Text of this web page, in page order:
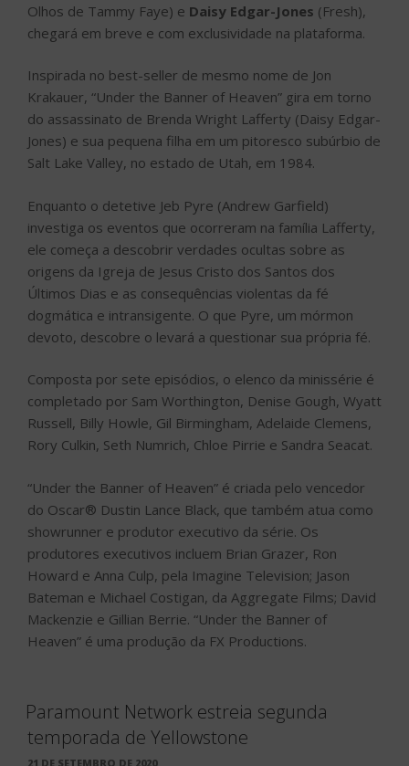
Olhos de Tammy Faye) e Daisy Edgar-Jones (Fresh),
chegará em breve e com exclusividade na plataforma.
Inspirada no best-seller de mesmo nome de Jon
Krakauer, “Under the Banner of Heaven” gira em torno
do assassinato de Brenda Wright Lafferty (Daisy Edgar-
Jones) e sua pequena filha em um pitoresco subúrbio de
Salt Lake Valley, no estado de Utah, em 1984.
Enquanto o detetive Jeb Pyre (Andrew Garfield)
investiga os eventos que ocorreram na família Lafferty,
ele começa a descobrir verdades ocultas sobre as
origens da Igreja de Jesus Cristo dos Santos dos
Últimos Dias e as consequências violentas da fé
dogmática e intransigente. O que Pyre, um mórmon
devoto, descobre o levará a questionar sua própria fé.
Composta por sete episódios, o elenco da minissérie é
completado por Sam Worthington, Denise Gough, Wyatt
Russell, Billy Howle, Gil Birmingham, Adelaide Clemens,
Rory Culkin, Seth Numrich, Chloe Pirrie e Sandra Seacat.
“Under the Banner of Heaven” é criada pelo vencedor
do Oscar® Dustin Lance Black, que também atua como
showrunner e produtor executivo da série. Os
produtores executivos incluem Brian Grazer, Ron
Howard e Anna Culp, pela Imagine Television; Jason
Bateman e Michael Costigan, da Aggregate Films; David
Mackenzie e Gillian Berrie. “Under the Banner of
Heaven” é uma produção da FX Productions.
Paramount Network estreia segunda
temporada de Yellowstone
PUBLICADO
21 DE SETEMBRO DE 2020